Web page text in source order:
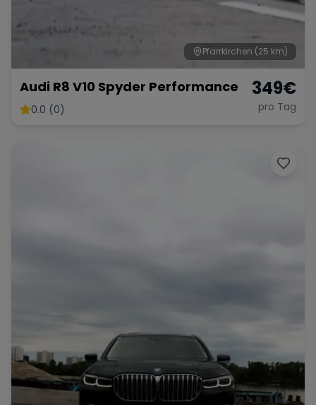
Bugatti Lotus Maserati
Pfarrkirchen (25 km)
Audi R8 V10 Spyder Performance
0.0 (0)
349€
pro Tag